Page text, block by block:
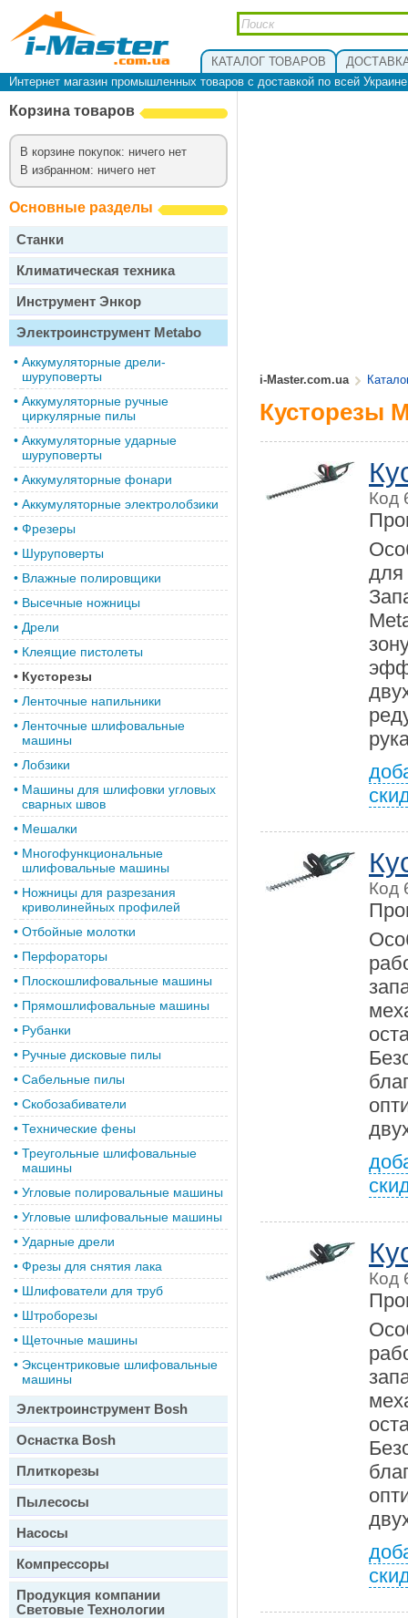
КАТАЛОГ ТОВАРОВ
Интернет магазин промышленных товаров с доставкой по всей
Корзина товаров
В корзине покупок: ничего нет
В избранном: ничего нет
Основные разделы
Станки
Климатическая техника
Инструмент Энкор
Электроинструмент Metabo
• Аккумуляторные дрели-
шуруповерты
• Аккумуляторные ручные
циркулярные пилы
• Аккумуляторные ударные
шуруповерты
• Аккумуляторные фонари
• Аккумуляторные электролобзики
• Фрезеры
• Шуруповерты
• Влажные полировщики
• Высечные ножницы
• Дрели
• Клеящие пистолеты
• Кусторезы
• Ленточные напильники
• Ленточные шлифовальные
машины
• Лобзики
• Машины для шлифовки угловых
сварных швов
• Мешалки
• Многофункциональные
шлифовальные машины
• Ножницы для разрезания
криволинейных профилей
• Отбойные молотки
• Перфораторы
• Плоскошлифовальные машины
• Прямошлифовальные машины
• Рубанки
• Ручные дисковые пилы
• Сабельные пилы
• Скобозабиватели
• Технические фены
• Треугольные шлифовальные
машины
• Угловые полировальные машины
• Угловые шлифовальные машины
• Ударные дрели
• Фрезы для снятия лака
• Шлифователи для труб
• Штроборезы
• Щеточные машины
• Эксцентриковые шлифовальные
машины
Электроинструмент Bosh
Оснастка Bosh
Плиткорезы
Пылесосы
Насосы
Компрессоры
Продукция компании
Световые Технологии
i-Master.com.ua
Кусторезы
Код
Код
Код